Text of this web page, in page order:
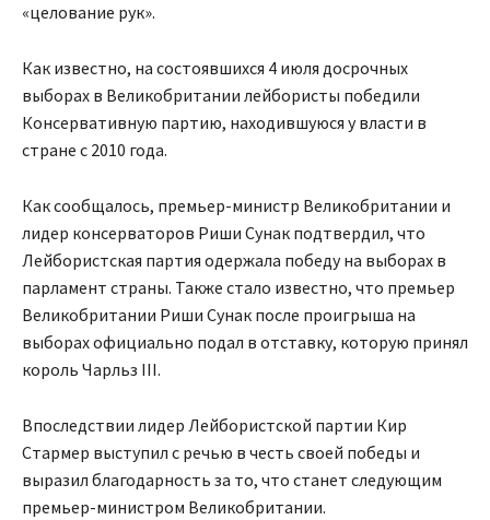
«целование рук».
Как известно, на состоявшихся 4 июля досрочных
выборах в Великобритании лейбористы победили
Консервативную партию, находившуюся у власти в
стране с 2010 года.
Как сообщалось, премьер-министр Великобритании и
лидер консерваторов Риши Сунак подтвердил, что
Лейбористская партия одержала победу на выборах в
парламент страны. Также стало известно, что премьер
Великобритании Риши Сунак после проигрыша на
выборах официально подал в отставку, которую принял
король Чарльз ІІІ.
Впоследствии лидер Лейбористской партии Кир
Стармер выступил с речью в честь своей победы и
выразил благодарность за то, что станет следующим
премьер-министром Великобритании.